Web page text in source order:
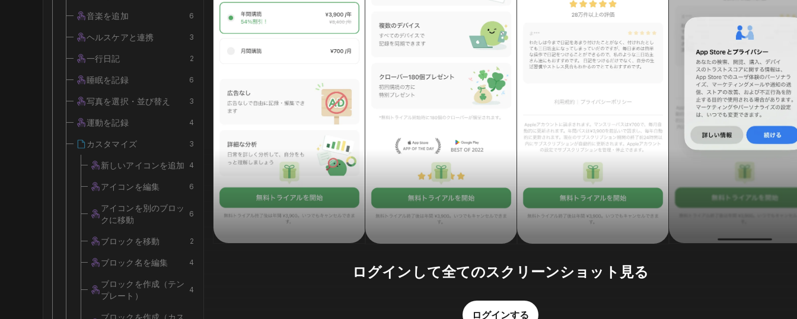
音楽を追加 6
ヘルスケアと連携 3
一行日記 2
睡眠を記録 6
写真を選択・並び替え 3
運動を記録 4
カスタマイズ 3
新しいアイコンを追加 4
アイコンを編集 6
アイコンを別のブロッ
クに移動
6
ブロックを移動 2
ブロック名を編集 4
ブロックを作成（テン
プレート）
4
ブロックを作成（カス
ログインして全てのスクリーンショット見る
ログインする